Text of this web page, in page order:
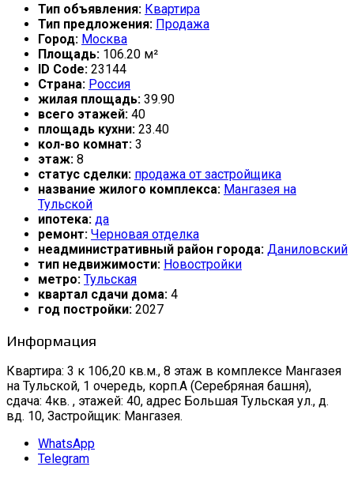
Тип объявления: Квартира
Тип предложения: Продажа
Город: Москва
Площадь: 106.20 м²
ID Code: 23144
Страна: Россия
жилая площадь: 39.90
всего этажей: 40
площадь кухни: 23.40
кол-во комнат: 3
этаж: 8
статус сделки: продажа от застройщика
название жилого комплекса: Мангазея на
Тульской
ипотека: да
ремонт: Черновая отделка
неадминистративный район города: Даниловский
тип недвижимости: Новостройки
метро: Тульская
квартал сдачи дома: 4
год постройки: 2027
Информация
Квартира: 3 к 106,20 кв.м., 8 этаж в комплексе Мангазея
на Тульской, 1 очередь, корп.А (Серебряная башня),
сдача: 4кв. , этажей: 40, адрес Большая Тульская ул., д.
вд. 10, Застройщик: Мангазея.
WhatsApp
Telegram